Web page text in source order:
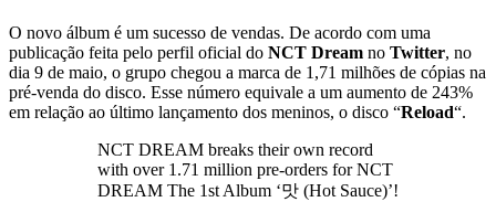
O novo álbum é um sucesso de vendas. De acordo com uma
publicação feita pelo perfil oficial do NCT Dream no Twitter, no
dia 9 de maio, o grupo chegou a marca de 1,71 milhões de cópias na
pré-venda do disco. Esse número equivale a um aumento de 243%
em relação ao último lançamento dos meninos, o disco “Reload“.
NCT DREAM breaks their own record
with over 1.71 million pre-orders for NCT
DREAM The 1st Album ‘맛 (Hot Sauce)’!